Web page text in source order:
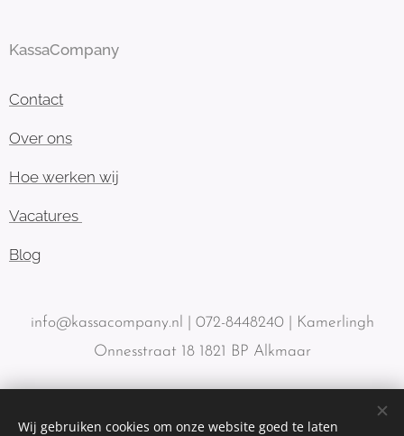
KassaCompany
Contact
Over ons
Hoe werken wij
Vacatures
Blog
info@kassacompany.nl | 072-8448240 | Kamerlingh
Onnesstraat 18 1821 BP Alkmaar
Wij gebruiken cookies om onze website goed te laten